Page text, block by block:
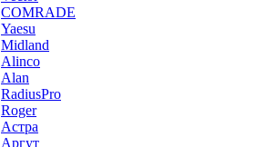
COMRADE
Yaesu
Midland
Alinco
Alan
RadiusPro
Roger
Астра
Аргут